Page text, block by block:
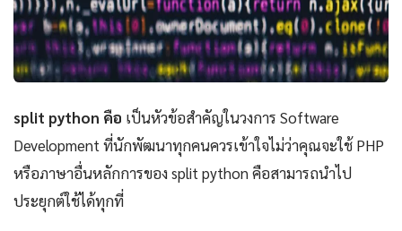
split python คือ เป็นหัวข้อสำคัญในวงการ Software
Development ที่นักพัฒนาทุกคนควรเข้าใจไม่ว่าคุณจะใช้ PHP
หรือภาษาอื่นหลักการของ split python คือสามารถนำไป
ประยุกต์ใช้ได้ทุกที่